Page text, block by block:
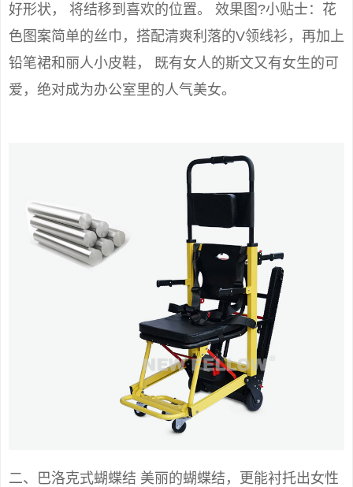
好形状， 将结移到喜欢的位置。 效果图?小贴士：花
色图案简单的丝巾，搭配清爽利落的V领线衫，再加上
铅笔裙和丽人小皮鞋， 既有女人的斯文又有女生的可
爱，绝对成为办公室里的人气美女。
二、巴洛克式蝴蝶结 美丽的蝴蝶结，更能衬托出女性